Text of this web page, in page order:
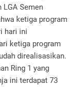
LGA Semen
ketiga program
hari ini
ketiga program
direalisasikan.
Ring 1 yang
ini terdapat 73